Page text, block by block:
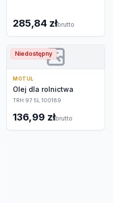
285,84 złbrutto
Niedostępny
MOTUL
Olej dla rolnictwa
TRH 97 5L 100189
136,99 złbrutto